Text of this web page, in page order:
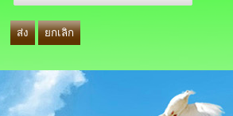
ส่ง ยกเลิก